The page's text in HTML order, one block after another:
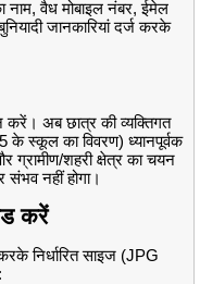
वैध मोबाइल नंबर, ईमेल
जानकारियां दर्ज करके
अब छात्र की व्यक्तिगत
के स्कूल का विवरण) ध्यानपूर्वक
ग्रामीण/शहरी क्षेत्र का चयन
नहीं होगा।
करें
निर्धारित साइज (JPG